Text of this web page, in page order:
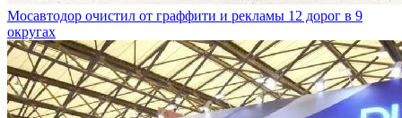
Мосавтодор очистил от граффити и рекламы 12 дорог в 9
округах